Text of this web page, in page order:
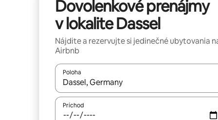
Dovolenkové prenájmy
v lokalite Dassel
Nájdite a rezervujte si jedinečné ubytovania
Airbnb
Poloha
Keď budú výsledky k dispozícii, môžete si ich
Príchod